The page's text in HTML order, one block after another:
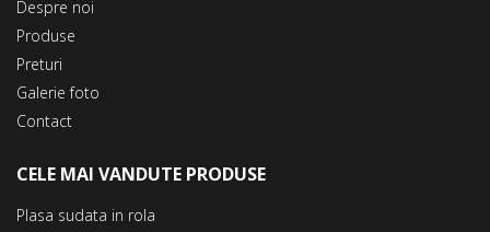
Despre noi
Produse
Preturi
Galerie foto
Contact
CELE MAI VANDUTE PRODUSE
Plasa sudata in rola